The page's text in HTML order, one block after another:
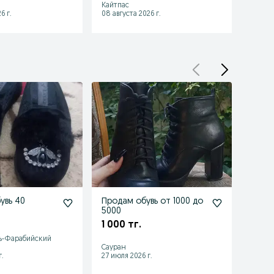
г.
Кайтпас
08 августа 2026 г.
40
Фарабийский
Продам обувь от 1000 до
5000
1 000 тг.
Сауран
27 июля 2026 г.